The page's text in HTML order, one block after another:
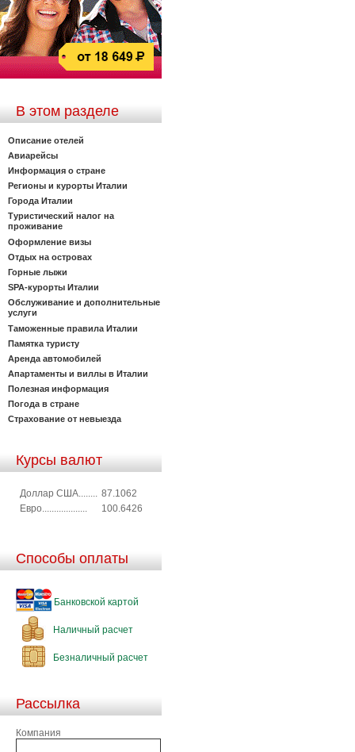
В этом разделе
Описание отелей
Авиарейсы
Информация о стране
Регионы и курорты Италии
Города Италии
Туристический налог на
проживание
Оформление визы
Отдых на островах
Горные лыжи
SPA-курорты Италии
Обслуживание и дополнительные
услуги
Таможенные правила Италии
Памятка туристу
Аренда автомобилей
Апартаменты и виллы в Италии
Полезная информация
Погода в стране
Страхование от невыезда
Курсы валют
Доллар США........ 87.1062
Евро...................
100.6426
Способы оплаты
Банковской картой
Наличный расчет
Безналичный расчет
Рассылка
Компания